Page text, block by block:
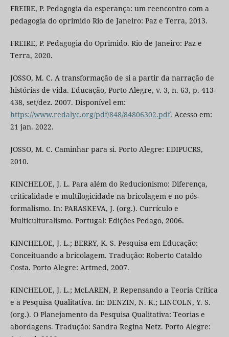
FREIRE, P. Pedagogia da esperança: um reencontro com a
pedagogia do oprimido Rio de Janeiro: Paz e Terra, 2013.
FREIRE, P. Pedagogia do Oprimido. Rio de Janeiro: Paz e
Terra, 2020.
JOSSO, M. C. A transformação de si a partir da narração de
histórias de vida. Educação, Porto Alegre, v. 3, n. 63, p. 413-
438, set/dez. 2007. Disponível em:
https://www.redalyc.org/pdf/848/84806302.pdf. Acesso em:
21 jan. 2022.
JOSSO, M. C. Caminhar para si. Porto Alegre: EDIPUCRS,
2010.
KINCHELOE, J. L. Para além do Reducionismo: Diferença,
criticalidade e multilogicidade na bricolagem e no pós-
formalismo. In: PARASKEVA, J. (org.). Currículo e
Multiculturalismo. Portugal: Edições Pedago, 2006.
KINCHELOE, J. L.; BERRY, K. S. Pesquisa em Educação:
Conceituando a bricolagem. Tradução: Roberto Cataldo
Costa. Porto Alegre: Artmed, 2007.
KINCHELOE, J. L.; McLAREN, P. Repensando a Teoria Crítica
e a Pesquisa Qualitativa. In: DENZIN, N. K.; LINCOLN, Y. S.
(org.). O Planejamento da Pesquisa Qualitativa: Teorias e
abordagens. Tradução: Sandra Regina Netz. Porto Alegre: